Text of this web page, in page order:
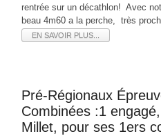
rentrée sur un décathlon! Avec
beau 4m60 a la perche, très
EN SAVOIR PLUS...
Pré-Régionaux
Combinées :1
Millet, pour ses 1ers